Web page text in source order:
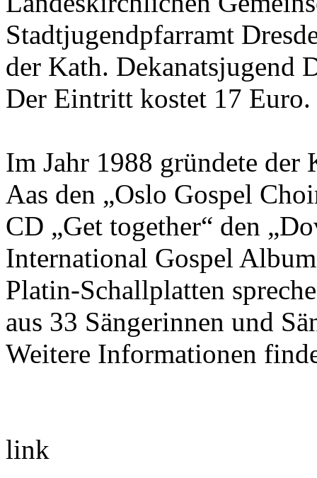
Stadtjugendpfarramt
der Kath. Dekanatsjugend
Der Eintritt kostet 17 Euro.
Im Jahr 1988 gründete
Aas den „Oslo Gospel
CD „Get together“ den
International Gospel
Platin-Schallplatten
aus 33 Sängerinnen und
Weitere Informationen
link